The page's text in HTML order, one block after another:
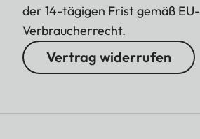
der 14-tägigen Frist gemäß EU-
Verbraucherrecht.
Vertrag widerrufen